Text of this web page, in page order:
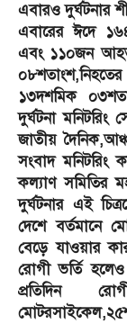
এবারও দুর্ঘটনার
এবারের ঈদে
এবং ১১০জন
১৩দশমিক
দুর্ঘটনা মনিটরিং
জাতীয়
সংবাদ মনিটরিং
কল্যাণ সমিতির
দুর্ঘটনার এই
দেশে বর্তমানে
বেড়ে যাওয়ার
রোগী ভর্তি
প্রতিদিন